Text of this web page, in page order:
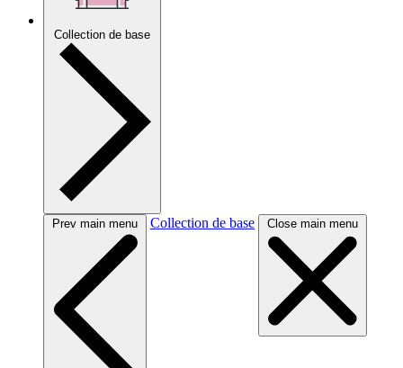
Collection de base
Prev main menu Collection de base Close main menu